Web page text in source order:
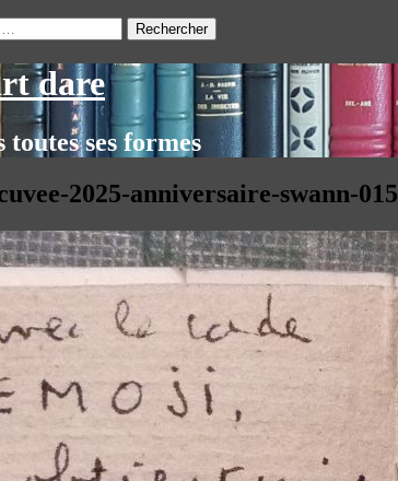
dare
ses formes
2025-anniversaire-swann-015